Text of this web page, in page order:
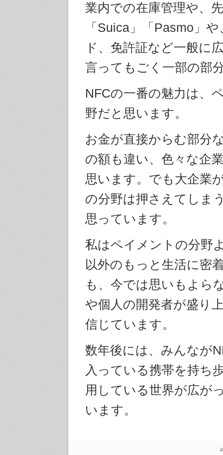
業内での在庫管理や、
「Suica」「Pasmo」
ド、免許証など一般に
言ってもごく一部の部
NFCの一番の魅力は、
野だと思います。
お金が直接からむ部分
の額も違い、色々な企
思います。でも大企業
の分野は押さえてしま
思っています。
私はペイメントの分野
以外のもっと生活に密
も、今では思いもよら
や個人の開発者が盛り
信じています。
数年後には、みんなが
入っている携帯を持ち
用している世界が広が
います。